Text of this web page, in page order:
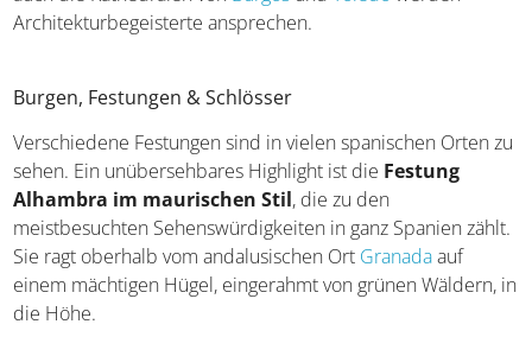
Verschiedene Festungen sind in vielen spanischen Orten
zu sehen. Ein unübersehbares Highlight ist dieFestung
Alhambra im maurischen Stil, die zu den
meistbesuchten Sehenswürdigkeiten in ganz Spanien
zählt. Sie ragt oberhalb vom andalusischen OrtGranada
auf einem mächtigen Hügel, eingerahmt von grünen
Wäldern, in die Höhe.